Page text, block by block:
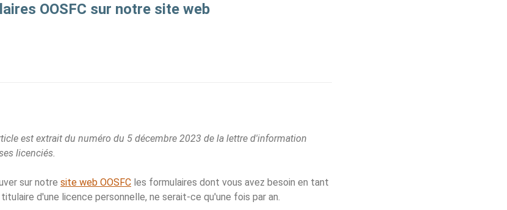
OOSFC sur notre site web
est extrait du numéro du 5 décembre 2023 de la lettre d'information
licenciés.
sur notre site web OOSFC les formulaires dont vous avez besoin en tant
d'une licence personnelle, ne serait-ce qu'une fois par an.